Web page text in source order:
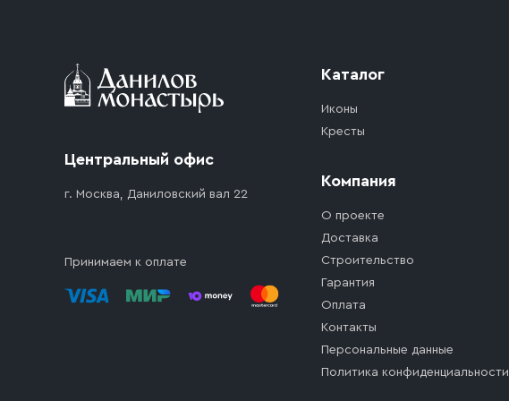
Центральный офис
г. Москва, Даниловский вал 22
Принимаем к оплате
Каталог
Иконы
Кресты
Компания
О проекте
Доставка
Строительство
Гарантия
Оплата
Контакты
Персональные данные
Политика конфиденциальности